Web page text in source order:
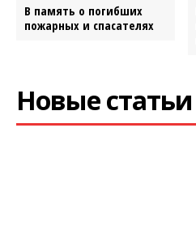
В память о погибших
пожарных и спасателях
Новые статьи